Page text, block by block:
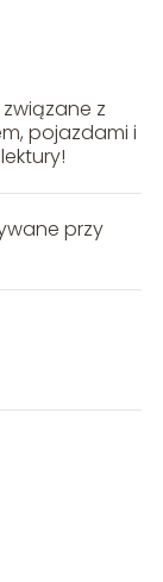
z
pojazdami i
przy